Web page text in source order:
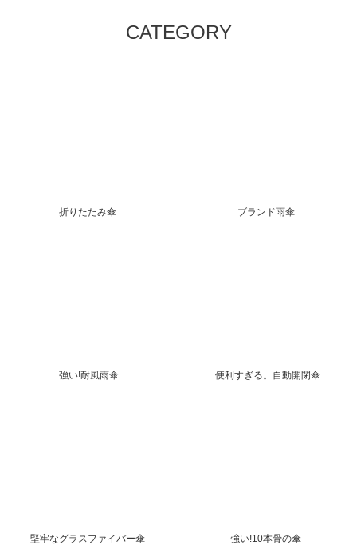
CATEGORY
折りたたみ傘 ブランド雨傘
強い!耐風雨傘 便利すぎる。自動開閉傘
堅牢なグラスファイバー傘 強い!10本骨の傘